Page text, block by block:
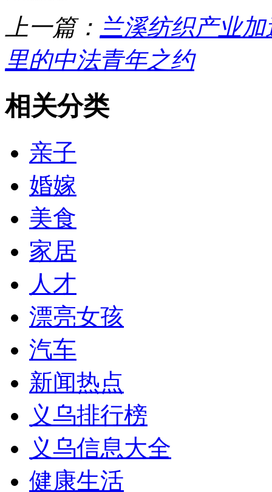
上一篇： 兰溪纺织产业
里的中法青年之约
相关分类
亲子
婚嫁
美食
家居
人才
漂亮女孩
汽车
新闻热点
义乌排行榜
义乌信息大全
健康生活